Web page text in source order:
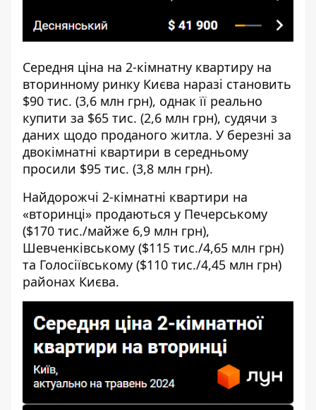
Середня ціна на 2-кімнатну квартиру на
вторинному ринку Києва наразі становить
$90 тис. (3,6 млн грн), однак її реально
купити за $65 тис. (2,6 млн грн), судячи з
даних щодо проданого житла. У березні за
двокімнатні квартири в середньому
просили $95 тис. (3,8 млн грн).
Найдорожчі 2-кімнатні квартири на
«вторинці» продаються у Печерському
($170 тис./майже 6,9 млн грн),
Шевченківському ($115 тис./4,65 млн грн)
та Голосіївському ($110 тис./4,45 млн грн)
районах Києва.